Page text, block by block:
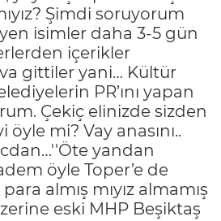
Şimdi soruyorum
isimler daha 3-5 gün
içerikler
gittiler yani… Kültür
PR’ını yapan
Çekiç elinizde sizden
mi? Vay anasını..
yandan
öyle Toper’e de
almış mıyız almamış
eski MHP Beşiktaş